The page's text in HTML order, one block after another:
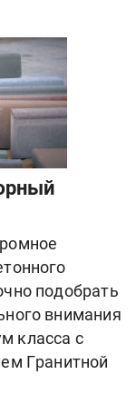
подобрать
внимания
класса с
Гранитной